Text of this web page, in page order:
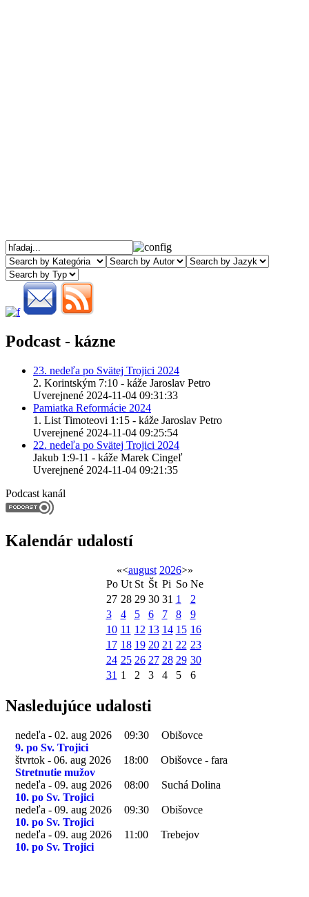
Podcast - kázne
23. nedeľa po Svätej Trojici 2024
2. Korintským 7:10 - káže Jaroslav Petro
Uverejnené 2024-11-04 09:31:33
Pamiatka Reformácie 2024
1. List Timoteovi 1:15 - káže Jaroslav Petro
Uverejnené 2024-11-04 09:25:54
22. nedeľa po Svätej Trojici 2024
Jakub 1:9-11 - káže Marek Cingeľ
Uverejnené 2024-11-04 09:21:35
Podcast kanál
Kalendár udalostí
«<august 2026>»
Po Ut St Št Pi So Ne
27 28 29 30 31 1
2
3
4 5 6 7 8
9
10 11 12 13 14 15 16
17 18 19 20 21 22 23
24 25 26 27 28 29 30
31 1 2 3 4 5 6
Nasledujúce udalosti
nedeľa - 02. aug 2026 09:30
Obišovce
9. po Sv. Trojici
štvrtok - 06. aug 2026
18:00
Obišovce - fara
Stretnutie mužov
nedeľa - 09. aug 2026
08:00
Suchá Dolina
10. po Sv. Trojici
nedeľa - 09. aug 2026
09:30
Obišovce
10. po Sv. Trojici
nedeľa - 09. aug 2026
11:00
Trebejov
10. po Sv. Trojici